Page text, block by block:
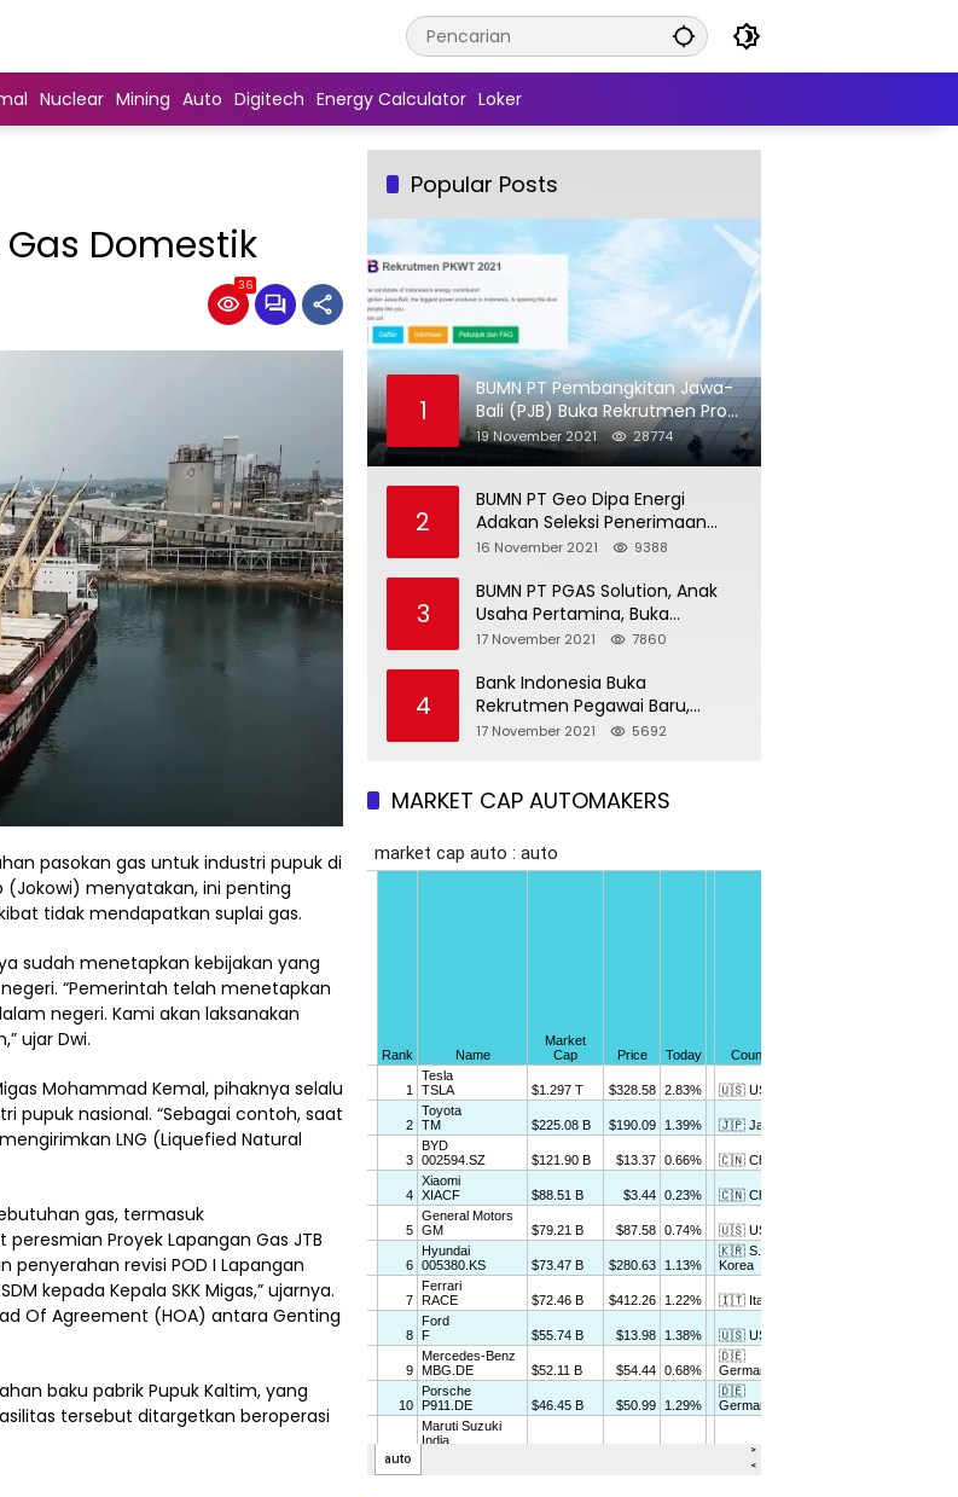
Nuclear Mining Auto Digitech Energy Calculator Loker
Domestik
36
pasokan gas untuk industri pupuk di
(Jokowi) menyatakan, ini penting
tidak mendapatkan suplai gas.
sudah menetapkan kebijakan yang
“Pemerintah telah menetapkan
negeri. Kami akan laksanakan
ujar Dwi.
Mohammad Kemal, pihaknya selalu
nasional. “Sebagai contoh, saat
LNG (Liquefied Natural
gas, termasuk
Proyek Lapangan Gas JTB
penyerahan revisi POD I Lapangan
kepada Kepala SKK Migas,” ujarnya.
Of Agreement (HOA) antara Genting
baku pabrik Pupuk Kaltim, yang
tersebut ditargetkan beroperasi
Popular Posts
1
BUMN PT Pembangkitan Jawa-
Bali (PJB) Buka Rekrutmen Pro
Hire (PKWT)
19 November 2021 28774
2
BUMN PT Geo Dipa Energi
Adakan Seleksi Penerimaan
Pegawai Baru
16 November 2021 9388
3
BUMN PT PGAS Solution, Anak
Usaha Pertamina, Buka
Rekrutmen Pegawai Baru
17 November 2021 7860
4
Bank Indonesia Buka
Rekrutmen Pegawai Baru,
Tersedia 37 Posisi
17 November 2021 5692
MARKET CAP AUTOMAKERS